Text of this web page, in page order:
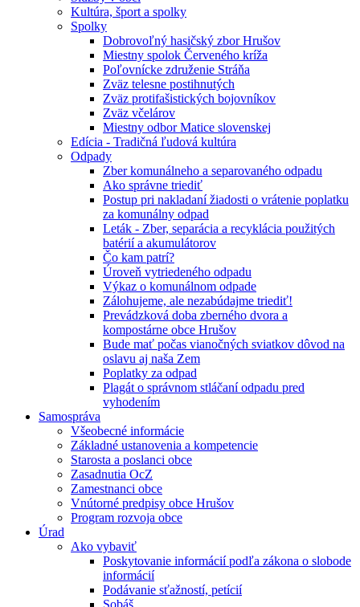
Kultúra, šport a spolky
Spolky
Dobrovoľný hasičský zbor Hrušov
Miestny spolok Červeného kríža
Poľovnícke združenie Stráňa
Zväz telesne postihnutých
Zväz protifašistických bojovníkov
Zväz včelárov
Miestny odbor Matice slovenskej
Edícia - Tradičná ľudová kultúra
Odpady
Zber komunálneho a separovaného odpadu
Ako správne triediť
Postup pri nakladaní žiadosti o vrátenie poplatku
za komunálny odpad
Leták - Zber, separácia a recyklácia použitých
batérií a akumulátorov
Čo kam patrí?
Úroveň vytriedeného odpadu
Výkaz o komunálnom odpade
Zálohujeme, ale nezabúdajme triediť!
Prevádzková doba zberného dvora a
kompostárne obce Hrušov
Bude mať počas vianočných sviatkov dôvod na
oslavu aj naša Zem
Poplatky za odpad
Plagát o správnom stláčaní odpadu pred
vyhodením
Samospráva
Všeobecné informácie
Základné ustanovenia a kompetencie
Starosta a poslanci obce
Zasadnutia OcZ
Zamestnanci obce
Vnútorné predpisy obce Hrušov
Program rozvoja obce
Úrad
Ako vybaviť
Poskytovanie informácií podľa zákona o slobode
informácií
Podávanie sťažností, petícií
Sobáš